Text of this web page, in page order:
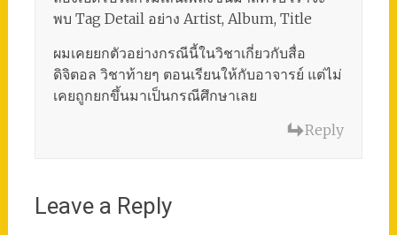
พบ Tag Detail อย่าง Artist, Album, Title
ผมเคยยกตัวอย่างกรณีนี้ในวิชาเกี่ยวกับสื่อ
ดิจิตอล วิชาท้ายๆ ตอนเรียนให้กับอาจารย์ แต่ไม่
เคยถูกยกขึ้นมาเป็นกรณีศึกษาเลย
Reply
Leave a Reply